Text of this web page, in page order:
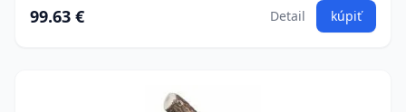
99.63 € Detail kúpiť